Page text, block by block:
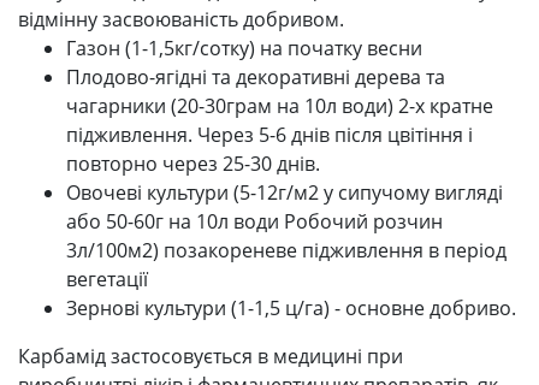
відмінну засвоюваність добривом.
Газон (1-1,5кг/сотку) на початку весни
Плодово-ягідні та декоративні дерева та
чагарники (20-30грам на 10л води) 2-х кратне
підживлення. Через 5-6 днів після цвітіння і
повторно через 25-30 днів.
Овочеві культури (5-12г/м2 у сипучому вигляді
або 50-60г на 10л води Робочий розчин
3л/100м2) позакореневе підживлення в період
вегетації
Зернові культури (1-1,5 ц/га) - основне добриво.
Карбамід застосовується в медицині при